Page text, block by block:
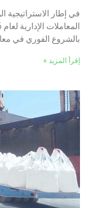
في إطار الاستراتيجية
بالشروع الفوري في
إقرأ المزيد »